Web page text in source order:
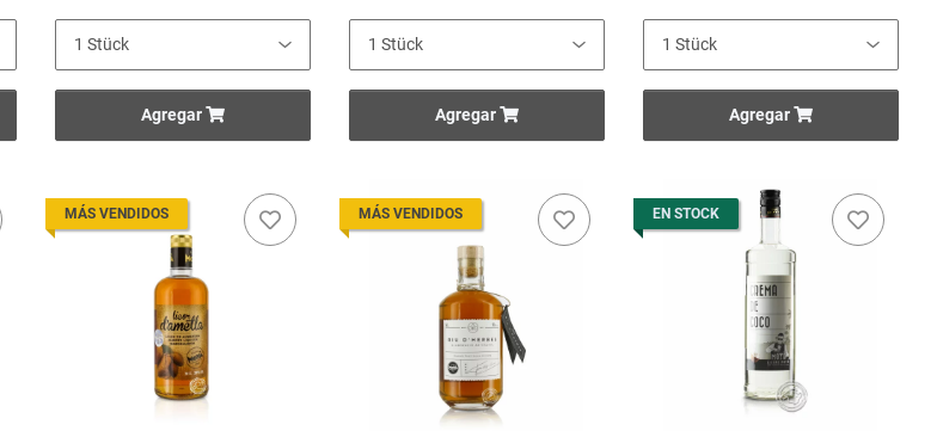
Agregar Agregar Agregar
MÁS VENDIDOS MÁS VENDIDOS EN STOCK